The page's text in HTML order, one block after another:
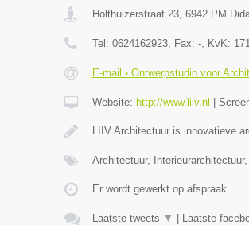
Holthuizerstraat 23, 6942 PM
Tel: 0624162923, Fax: -, KvK:
E-mail › Ontwerpstudio voor
Website: http://www.liiv.nl
LIIV Architectuur is innovatieve
Architectuur,
Er wordt gewerkt op afspraak.
Laatste tweets ▼ Laatste